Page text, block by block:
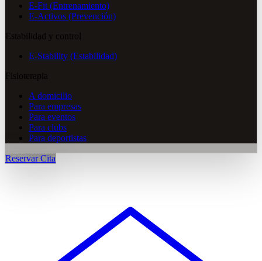
E-Fit (Entrenamiento)
E-Activos (Prevención)
Estabilidad y control
E-Stability (Estabilidad)
Fisioterapia
A domicilio
Para empresas
Para eventos
Para clubs
Para deportistas
Reservar Cita